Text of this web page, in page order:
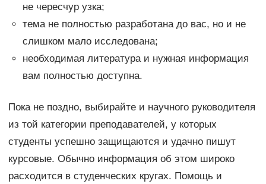
не чересчур узка;
тема не полностью разработана до вас, но и не
слишком мало исследована;
необходимая литература и нужная информация
вам полностью доступна.
Пока не поздно, выбирайте и научного руководителя
из той категории преподавателей, у которых
студенты успешно защищаются и удачно пишут
курсовые. Обычно информация об этом широко
расходится в студенческих кругах. Помощь и